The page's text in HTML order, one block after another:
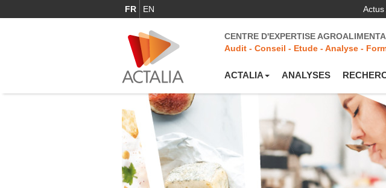
FR EN Actus
CENTRE D'EXPERTISE
Audit - Conseil - Etude - Analyse -
ACTALIA ANALYSES